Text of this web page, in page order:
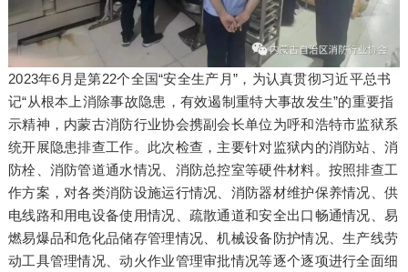
2023年6月是第22个全国“安全生产月”，为认真贯彻习近平总书
记“从根本上消除事故隐患，有效遏制重特大事故发生”的重要指
示精神，内蒙古消防行业协会携副会长单位为呼和浩特市监狱系
统开展隐患排查工作。此次检查，主要针对监狱内的消防站、消
防栓、消防管道通水情况、消防总控室等硬件材料。按照排查工
作方案，对各类消防设施运行情况、消防器材维护保养情况、供
电线路和用电设备使用情况、疏散通道和安全出口畅通情况、易
燃易爆品和危化品储存管理情况、机械设备防护情况、生产线劳
动工具管理情况、动火作业管理审批情况等逐个逐项进行全面细